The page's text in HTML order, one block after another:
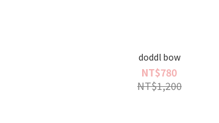
doddl bow
NT$780
NT$1,200